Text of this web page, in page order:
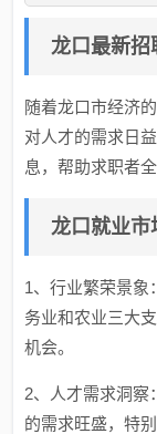
龙口最新招
随着龙口市经济
对人才的需求日
息，帮助求职者
龙口就业市
1、行业繁荣景象
务业和农业三大
机会。
2、人才需求洞察
的需求旺盛，特